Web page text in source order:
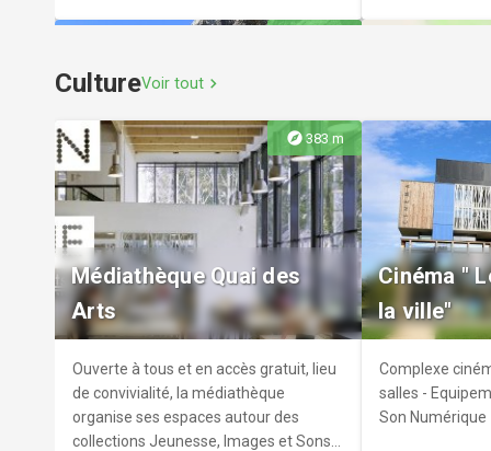
Voies d'escalade le rocher
de Nonglard
Découvrez le site d'escalade de
Nonglard sur la montagne d'Age.
Poney
Ferme
Elevage et
poneys de
de chevaux -
CultureVoir tout chevron_right
explore 383 m
Médiathèque Quai des
Arts
Ouverte à tous et en accès gratuit, lieu
de convivialité, la médiathèque
organise ses espaces autour des
collections Jeunesse, Images et Sons
Cinéma "
la ville"
Complexe
salles -
Son Numérique